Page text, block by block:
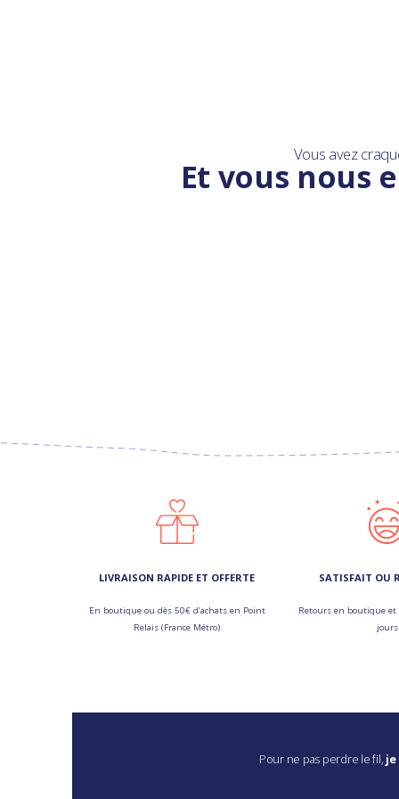
Vous avez
Et vous nous
LIVRAISON RAPIDE ET OFFERTE
En boutique ou dès 50€ d’achats en Point
Relais (France Métro)
SATISFAIT OU
Retours en boutique
jours
Pour ne pas perdre le fil, je